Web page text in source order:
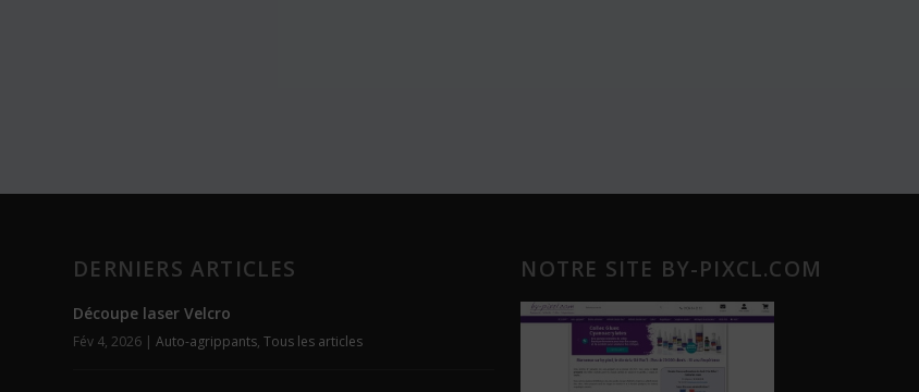
DERNIERS ARTICLES
Découpe laser Velcro
Fév 4, 2026 |Auto-agrippants,Tous les articles
NOTRE SITE BY-PIXCL.COM